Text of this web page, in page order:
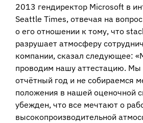
2013 гендиректор Microsoft в
Seattle Times, отвечая на
о его отношении к тому, что
разрушает атмосферу
компании, сказал следующее:
проводим нашу аттестацию.
отчётный год и не собираемся
положения в нашей оценочной
убежден, что все мечтают о
высокопроизводительной